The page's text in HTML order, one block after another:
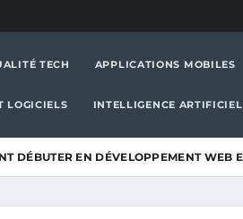
TECH APPLICATIONS MOBILES
LOGICIELS INTELLIGENCE
DÉBUTER EN DÉVELOPPEMENT WEB